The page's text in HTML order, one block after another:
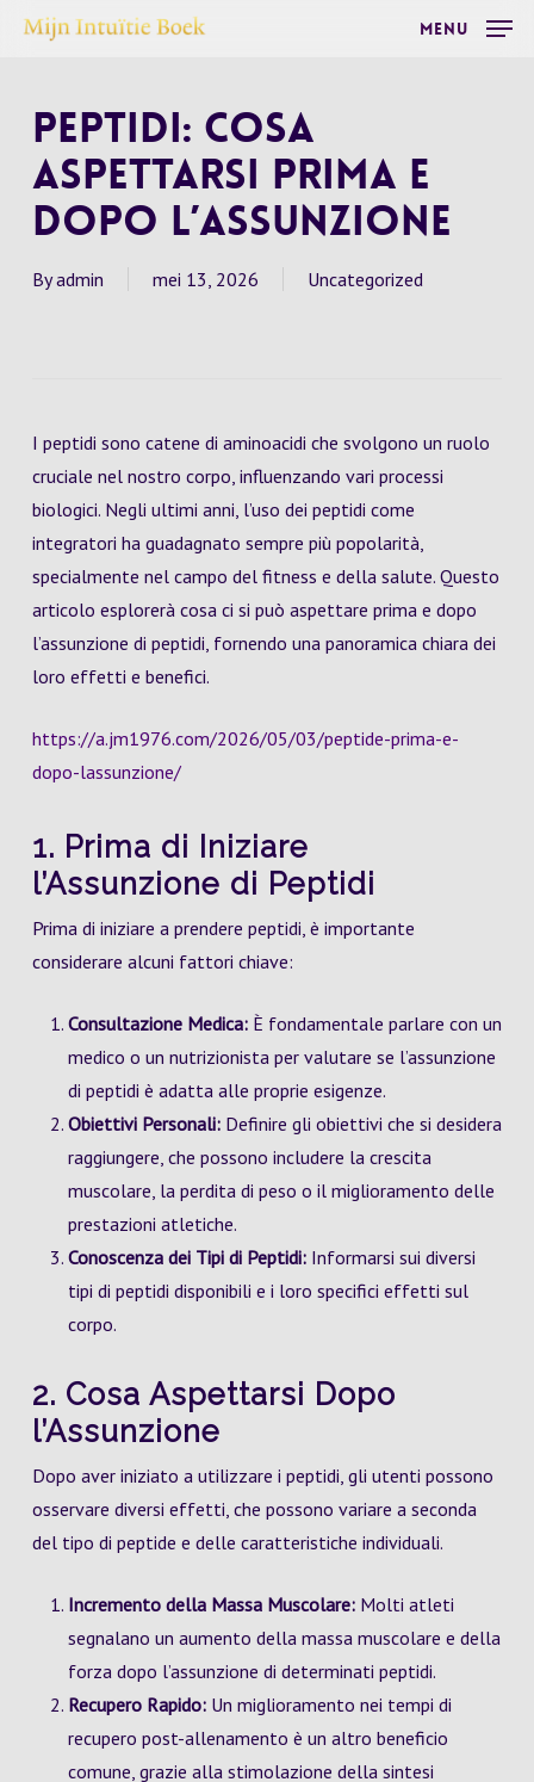
Skip
content
Menu
Peptidi: Cosa
Aspettarsi Prima e
Dopo l’Assunzione
By admin mei 13, 2026 Uncategorized
I peptidi sono catene di aminoacidi che svolgono un ruolo
cruciale nel nostro corpo, influenzando vari processi
biologici. Negli ultimi anni, l’uso dei peptidi come
integratori ha guadagnato sempre più popolarità,
specialmente nel campo del fitness e della salute. Questo
articolo esplorerà cosa ci si può aspettare prima e dopo
l’assunzione di peptidi, fornendo una panoramica chiara dei
loro effetti e benefici.
https://a.jm1976.com/2026/05/03/peptide-prima-e-
dopo-lassunzione/
1. Prima di Iniziare
l’Assunzione di Peptidi
Prima di iniziare a prendere peptidi, è importante
considerare alcuni fattori chiave:
Consultazione Medica:È fondamentale parlare con un
medico o un nutrizionista per valutare se l’assunzione
di peptidi è adatta alle proprie esigenze.
Obiettivi Personali:Definire gli obiettivi che si desidera
raggiungere, che possono includere la crescita
muscolare, la perdita di peso o il miglioramento delle
prestazioni atletiche.
Conoscenza dei Tipi di Peptidi:Informarsi sui diversi
tipi di peptidi disponibili e i loro specifici effetti sul
corpo.
2. Cosa Aspettarsi Dopo
l’Assunzione
Dopo aver iniziato a utilizzare i peptidi, gli utenti possono
osservare diversi effetti, che possono variare a seconda
del tipo di peptide e delle caratteristiche individuali.
Incremento della Massa Muscolare:Molti atleti
segnalano un aumento della massa muscolare e della
forza dopo l’assunzione di determinati peptidi.
Recupero Rapido:Un miglioramento nei tempi di
recupero post-allenamento è un altro beneficio
comune, grazie alla stimolazione della sintesi